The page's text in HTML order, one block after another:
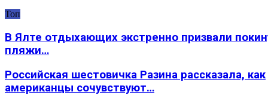
Топ
В Ялте отдыхающих экстренно призвали
пляжи…
Российская шестовичка Разина рассказала, как
американцы сочувствуют…